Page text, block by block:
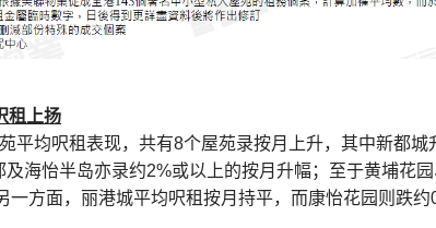
租上扬
平均呎租表现，共有8个屋苑录按月上升，其中新都
及海怡半岛亦录约2%或以上的按月升幅；至于黄埔花
一方面，丽港城平均呎租按月持平，而康怡花园则跌